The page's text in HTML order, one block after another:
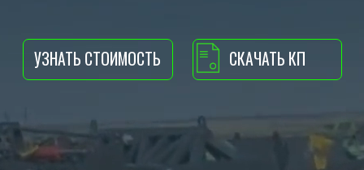
Мощность
от 400 л.с
Масса
10100 кг
Обработка
от 30 до 150 мм
Диск
560 мм
захвата
10,5м